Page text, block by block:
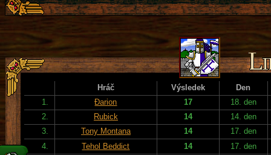
Hráč Výsledek
Den
1.
Đarion 17
18. den
2.
Rubick 14
14. den
3.
Tony Montana 14
17. den
4.
Tehol Beddict 14
17. den